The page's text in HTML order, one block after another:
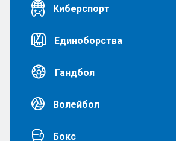
Киберспорт
Единоборства
Гандбол
Волейбол
Бокс